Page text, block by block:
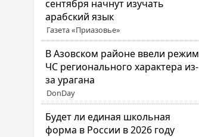
сентября начнут изучать
арабский язык
Газета «Приазовье»
В Азовском районе ввели режим
ЧС регионального характера из-
за урагана
DonDay
Будет ли единая школьная
форма в России в 2026 году